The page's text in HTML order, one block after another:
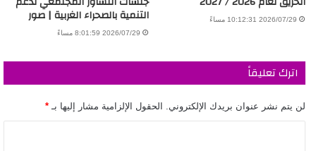
2026/07/29 10:12:31 مساءً التنمية بالصحراء الغربية | صور
2026/07/29 8:01:59 مساءً
اترك تعليقاً
لن يتم نشر عنوان بريدك الإلكتروني. الحقول الإلزامية مشار إليها بـ *